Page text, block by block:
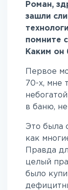
Роман,
зашли
помните
Каким он
Первое
70-х, мне
в баню,
Это была
как
Правда
целый
было